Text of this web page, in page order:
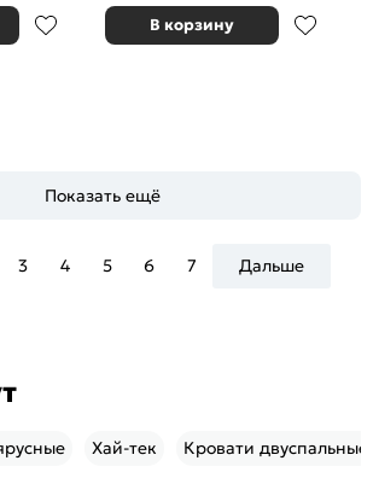
В корзину
Показать ещё
3 4 5 6 7 Дальше
Хай-тек Кровати